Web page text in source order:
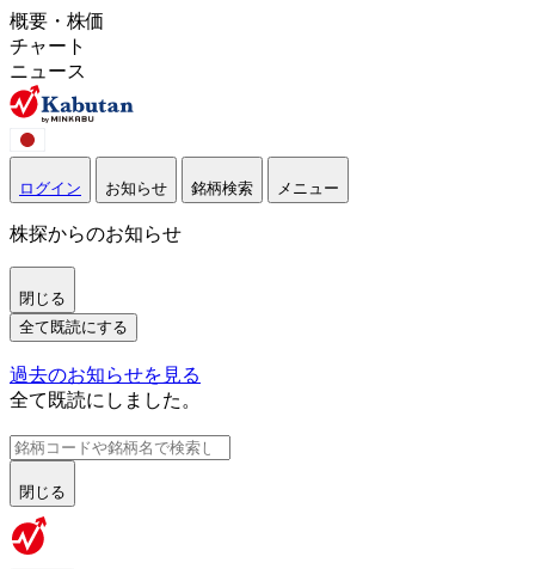
概要・株価
チャート
ニュース
ログイン お知らせ 銘柄検索 メニュー
株探からのお知らせ
閉じる
全て既読にする
過去のお知らせを見る
全て既読にしました。
閉じる